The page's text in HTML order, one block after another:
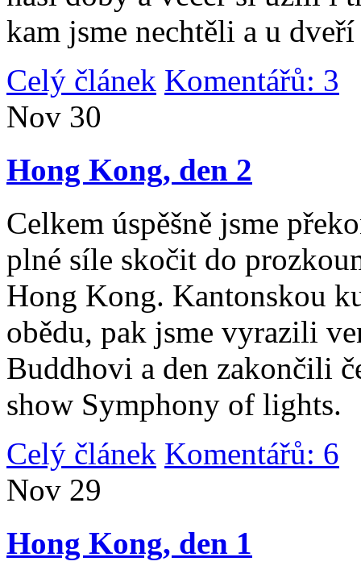
kam jsme nechtěli a u
Celý článek Komentářů: 3
Nov 30
Hong Kong, den 2
Celkem úspěšně jsme
plné síle skočit do
Hong Kong. Kantonskou
obědu, pak jsme vyrazili
Buddhovi a den zakončili
show Symphony of lights.
Celý článek Komentářů: 6
Nov 29
Hong Kong, den 1